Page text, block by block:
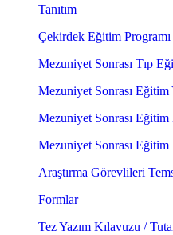
Tanıtım
Çekirdek Eğitim Programı
Mezuniyet Sonrası Tıp
Mezuniyet Sonrası Eğitim
Mezuniyet Sonrası
Mezuniyet Sonrası Eğitim
Araştırma Görevlileri
Formlar
Tez Yazım Kılavuzu /